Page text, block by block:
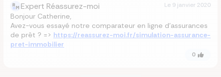
Expert Réassurez-moi Le 9 janvier 2020
Bonjour Catherine,
Avez-vous essayé notre comparateur en ligne d'assurances
de prêt ? => https://reassurez-moi.fr/simulation-assurance-
pret-immobilier
0